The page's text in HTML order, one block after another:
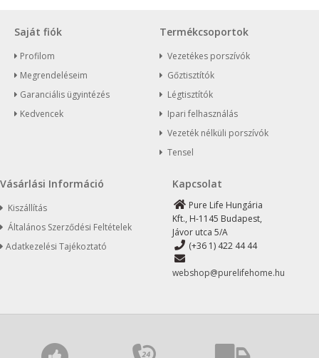
Saját fiók
Profilom
Megrendeléseim
Garanciális ügyintézés
Kedvencek
Termékcsoportok
Vezetékes porszívók
Gőztisztítók
Légtisztítók
Ipari felhasználás
Vezeték nélküli porszívók
Tensel
Vásárlási Információ
Kiszállítás
Általános Szerződési Feltételek
Adatkezelési Tajékoztató
Kapcsolat
Pure Life Hungária
Kft., H-1145 Budapest,
Jávor utca 5/A
(+36 1) 422 44 44
webshop@purelifehome.hu